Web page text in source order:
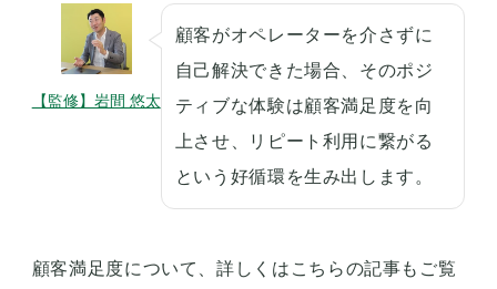
【監修】岩間 悠太
顧客がオペレーターを介さずに
自己解決できた場合、そのポジ
ティブな体験は顧客満足度を向
上させ、リピート利用に繋がる
という好循環を生み出します。
顧客満足度について、詳しくはこちらの記事もご覧